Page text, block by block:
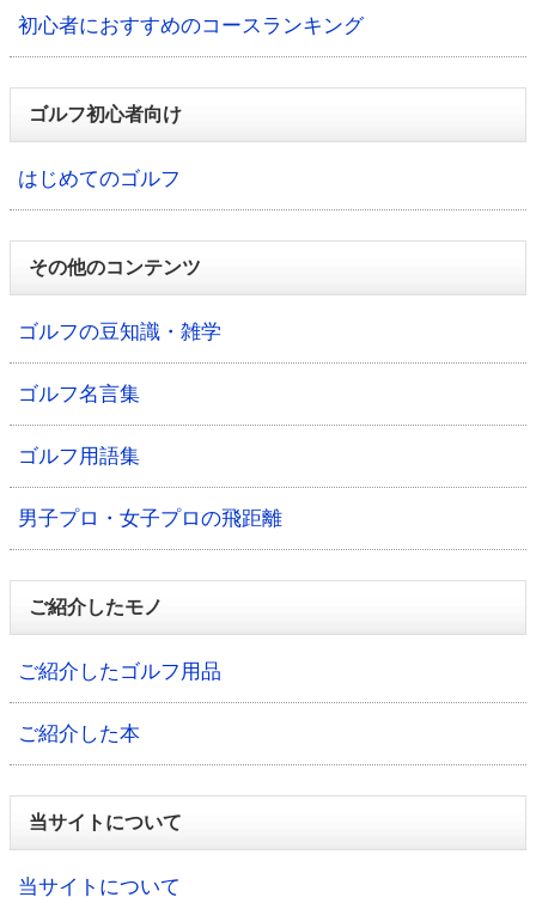
初心者におすすめのコースランキング
ゴルフ初心者向け
はじめてのゴルフ
その他のコンテンツ
ゴルフの豆知識・雑学
ゴルフ名言集
ゴルフ用語集
男子プロ・女子プロの飛距離
ご紹介したモノ
ご紹介したゴルフ用品
ご紹介した本
当サイトについて
当サイトについて